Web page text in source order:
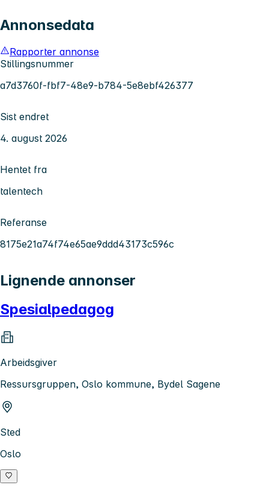
Annonsedata
Rapporter annonse
Stillingsnummer
a7d3760f-fbf7-48e9-b784-5e8ebf426377
Sist endret
4. august 2026
Hentet fra
talentech
Referanse
8175e21a74f74e65ae9ddd43173c596c
Lignende annonser
Spesialpedagog
Arbeidsgiver
Ressursgruppen, Oslo kommune, Bydel Sagene
Sted
Oslo